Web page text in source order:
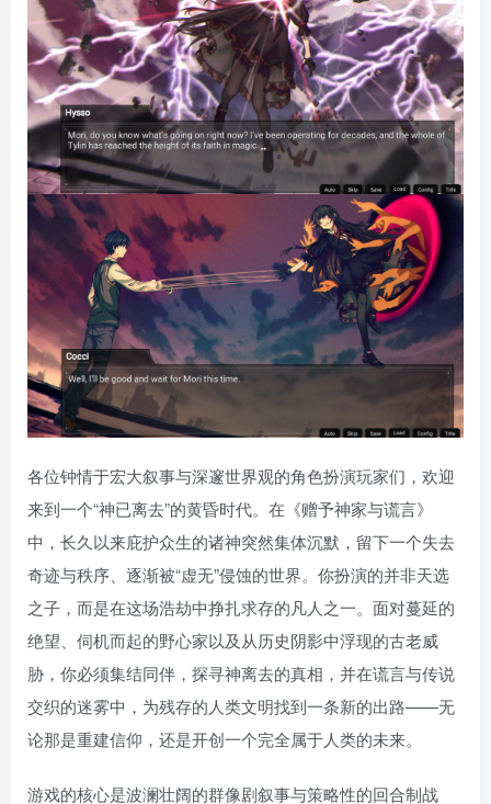
各位钟情于宏大叙事与深邃世界观的角色扮演玩家们，欢迎
来到一个“神已离去”的黄昏时代。在《赠予神家与谎言》
中，长久以来庇护众生的诸神突然集体沉默，留下一个失去
奇迹与秩序、逐渐被“虚无”侵蚀的世界。你扮演的并非天选
之子，而是在这场浩劫中挣扎求存的凡人之一。面对蔓延的
绝望、伺机而起的野心家以及从历史阴影中浮现的古老威
胁，你必须集结同伴，探寻神离去的真相，并在谎言与传说
交织的迷雾中，为残存的人类文明找到一条新的出路——无
论那是重建信仰，还是开创一个完全属于人类的未来。
游戏的核心是波澜壮阔的群像剧叙事与策略性的回合制战